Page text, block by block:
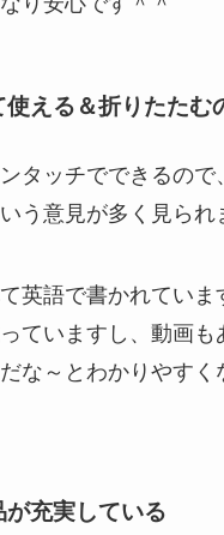
える＆折りたたむ
タッチでできるので
う意見が多く見られ
英語で書かれていま
ていますし、動画も
な～とわかりやすく
が充実している